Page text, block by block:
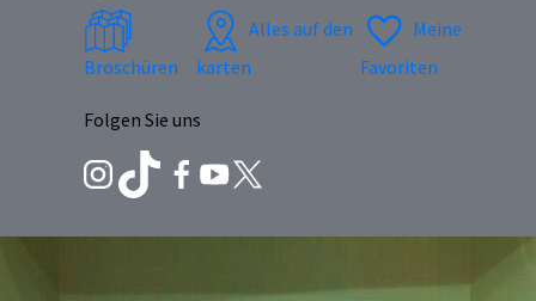
Broschüren
Alles auf den
karten
Meine
Favoriten
Folgen Sie uns